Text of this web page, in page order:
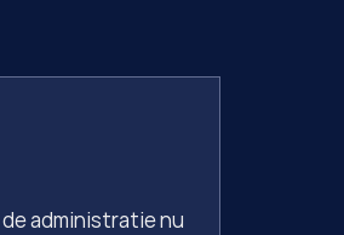
administratie nu